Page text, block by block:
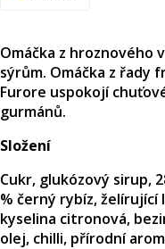
Omáčka z hroznového
sýrům. Omáčka z řady
Furore uspokojí
gurmánů.
Složení
Cukr, glukózový sirup,
% černý rybíz,
kyselina citronová,
olej, chilli, přírodní